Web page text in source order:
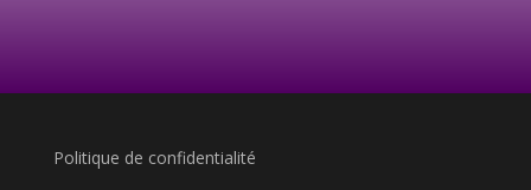
Politique de confidentialité